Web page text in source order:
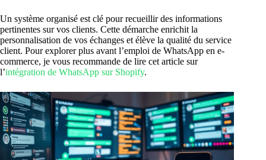
Un système organisé est clé pour recueillir des informations
pertinentes sur vos clients. Cette démarche enrichit la
personnalisation de vos échanges et élève la qualité du service
client. Pour explorer plus avant l’emploi de WhatsApp en e-
commerce, je vous recommande de lire cet article sur
l’intégration de WhatsApp sur Shopify.